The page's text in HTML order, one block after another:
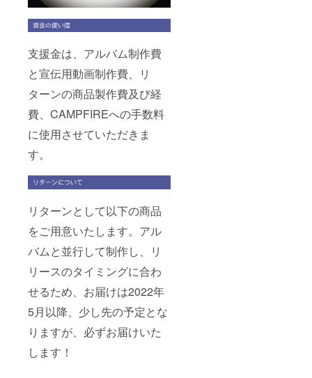
支援金は、アルバム制作費
と宣伝用動画制作費、リ
ターンの商品製作費及び経
費、CAMPFIREへの手数料
に使用させていただきま
す。
リターンとして以下の商品
をご用意いたします。アル
バムと並行して制作し、リ
リースのタイミングに合わ
せるため、お届けは2022年
5月以降、少し先の予定とな
りますが、必ずお届けいた
します！